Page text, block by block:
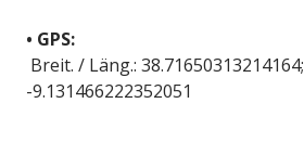
• GPS:
Breit. / Läng.: 38.71650313214164;
-9.131466222352051